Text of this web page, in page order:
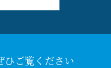
ひご覧ください